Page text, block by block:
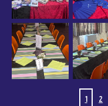
1 2